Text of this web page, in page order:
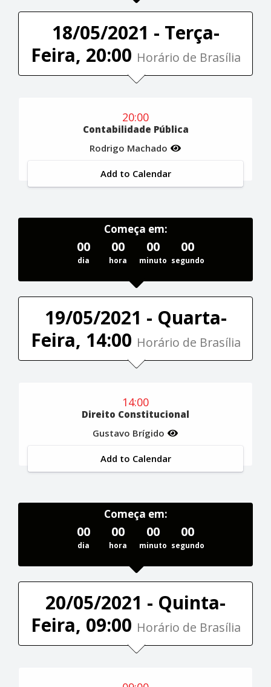
18/05/2021 - Terça-
Feira, 20:00 Horário de Brasília
20:00
Contabilidade Pública
Rodrigo Machado
Add to Calendar
Começa em:
00
dia
00
hora
00
minuto
00
segundo
19/05/2021 - Quarta-
Feira, 14:00 Horário de Brasília
14:00
Direito Constitucional
Gustavo Brígido
Add to Calendar
Começa em:
00
dia
00
hora
00
minuto
00
segundo
20/05/2021 - Quinta-
Feira, 09:00 Horário de Brasília